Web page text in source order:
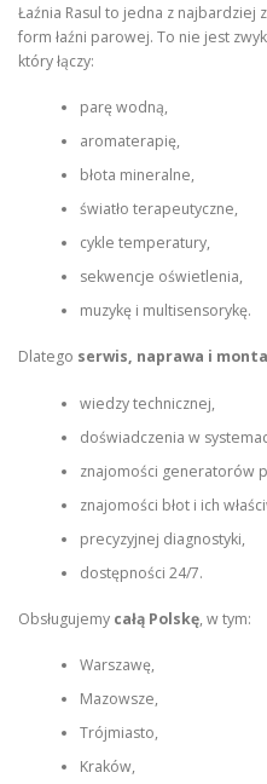
Łaźnia Rasul to jedna z najbardziej
form łaźni parowej. To nie jest
który łączy:
parę wodną,
aromaterapię,
błota mineralne,
światło terapeutyczne,
cykle temperatury,
sekwencje oświetlenia,
muzykę i multisensorykę.
Dlatego serwis, naprawa i
wiedzy technicznej,
doświadczenia w
znajomości generatorów
znajomości błot i ich
precyzyjnej diagnostyki,
dostępności 24/7.
Obsługujemy całą Polskę, w tym:
Warszawę,
Mazowsze,
Trójmiasto,
Kraków,